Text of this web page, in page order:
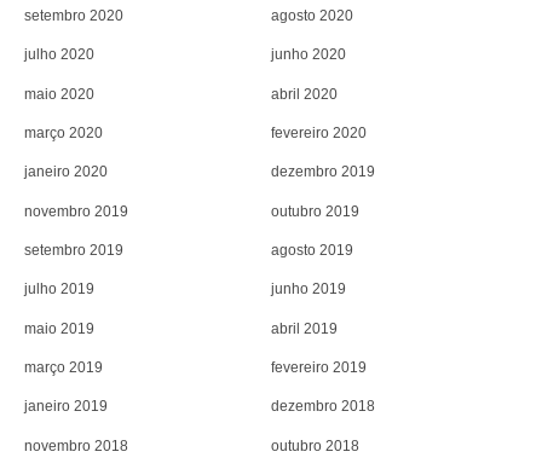
setembro 2020 agosto 2020
julho 2020 junho 2020
maio 2020 abril 2020
março 2020 fevereiro 2020
janeiro 2020 dezembro 2019
novembro 2019 outubro 2019
setembro 2019 agosto 2019
julho 2019 junho 2019
maio 2019 abril 2019
março 2019 fevereiro 2019
janeiro 2019 dezembro 2018
novembro 2018 outubro 2018